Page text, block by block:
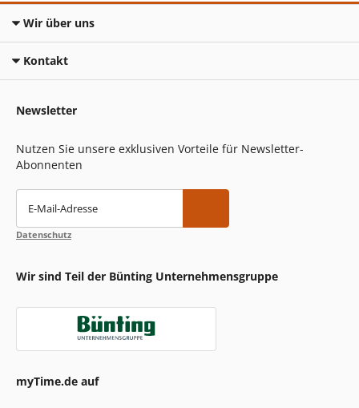
Wir über uns
Kontakt
Newsletter
Nutzen Sie unsere exklusiven Vorteile für Newsletter-
Abonnenten
E-Mail-Adresse
Datenschutz
Wir sind Teil der Bünting Unternehmensgruppe
myTime.de auf